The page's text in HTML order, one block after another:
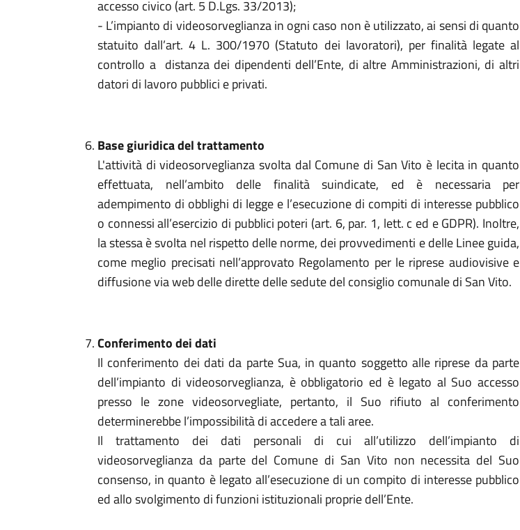
accesso civico (art. 5 D.Lgs. 33/2013);
- L’impianto di videosorveglianza in ogni caso non è utilizzato, ai sensi di quanto
statuito dall’art. 4 L. 300/1970 (Statuto dei lavoratori), per finalità legate al
controllo a distanza dei dipendenti dell’Ente, di altre Amministrazioni, di altri
datori di lavoro pubblici e privati.
Base giuridica del trattamento
L'attività di videosorveglianza svolta dal Comune di San Vito è lecita in quanto
effettuata, nell’ambito delle finalità suindicate, ed è necessaria per
adempimento di obblighi di legge e l’esecuzione di compiti di interesse pubblico
o connessi all’esercizio di pubblici poteri (art. 6, par. 1, lett. c ed e GDPR). Inoltre,
la stessa è svolta nel rispetto delle norme, dei provvedimenti e delle Linee guida,
come meglio precisati nell’approvato Regolamento per le riprese audiovisive e
diffusione via web delle dirette delle sedute del consiglio comunale di San Vito.
Conferimento dei dati
Il conferimento dei dati da parte Sua, in quanto soggetto alle riprese da parte
dell’impianto di videosorveglianza, è obbligatorio ed è legato al Suo accesso
presso le zone videosorvegliate, pertanto, il Suo rifiuto al conferimento
determinerebbe l’impossibilità di accedere a tali aree.
Il trattamento dei dati personali di cui all’utilizzo dell’impianto di
videosorveglianza da parte del Comune di San Vito non necessita del Suo
consenso, in quanto è legato all’esecuzione di un compito di interesse pubblico
ed allo svolgimento di funzioni istituzionali proprie dell’Ente.